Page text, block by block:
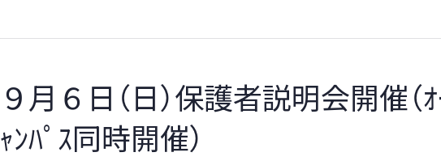
９月６日（日）保護者説明会開催（
ｬﾝﾊﾟｽ同時開催）